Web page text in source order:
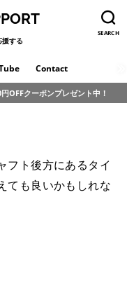
SEARCH
援する
Contact
OFFクーポンプレゼント中！
フト後方にあるタイ
ても良いかもしれな